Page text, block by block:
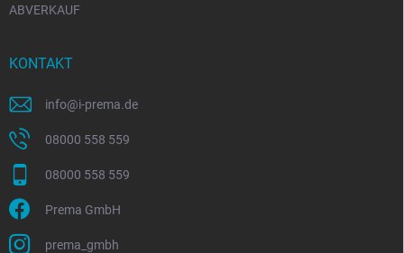
ABVERKAUF
KONTAKT
info@i-prema.de
08000 558 559
08000 558 559
Prema GmbH
prema_gmbh